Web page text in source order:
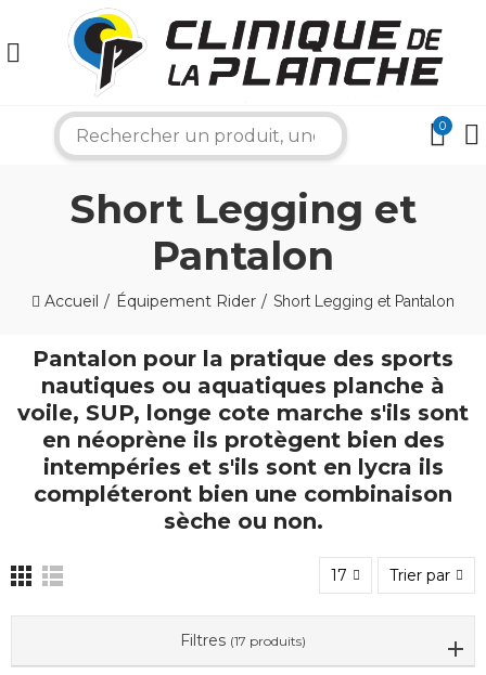
0
Short Legging et
Pantalon
Accueil Équipement Rider Short Legging et Pantalon
Pantalon pour la pratique des sports
nautiques ou aquatiques planche à
voile, SUP, longe cote marche s'ils sont
en néoprène ils protègent bien des
intempéries et s'ils sont en lycra ils
compléteront bien une combinaison
sèche ou non.
17 Trier par
Filtres (17 produits)
Bonjour ! Je suis votre expert nautique.